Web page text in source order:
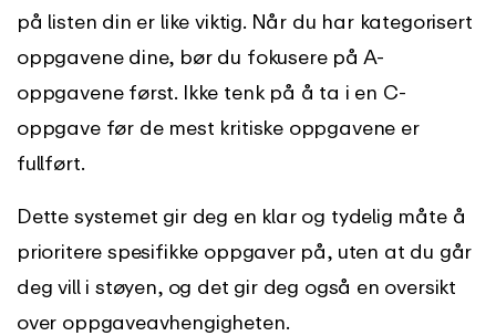
på listen din er like viktig. Når du har kategorisert
oppgavene dine, bør du fokusere på A-
oppgavene først. Ikke tenk på å ta i en C-
oppgave før de mest kritiske oppgavene er
fullført.
Dette systemet gir deg en klar og tydelig måte å
prioritere spesifikke oppgaver på, uten at du går
deg vill i støyen, og det gir deg også en oversikt
over oppgaveavhengigheten.